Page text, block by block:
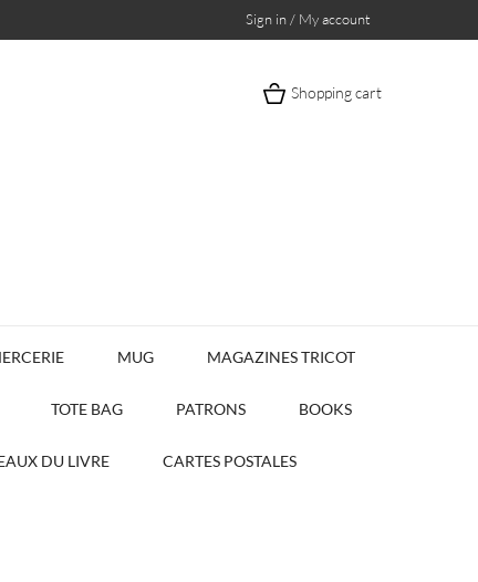
Sign in / My account
Shopping cart
MUG MAGAZINES TRICOT
TOTE BAG PATRONS BOOKS
DU LIVRE CARTES POSTALES